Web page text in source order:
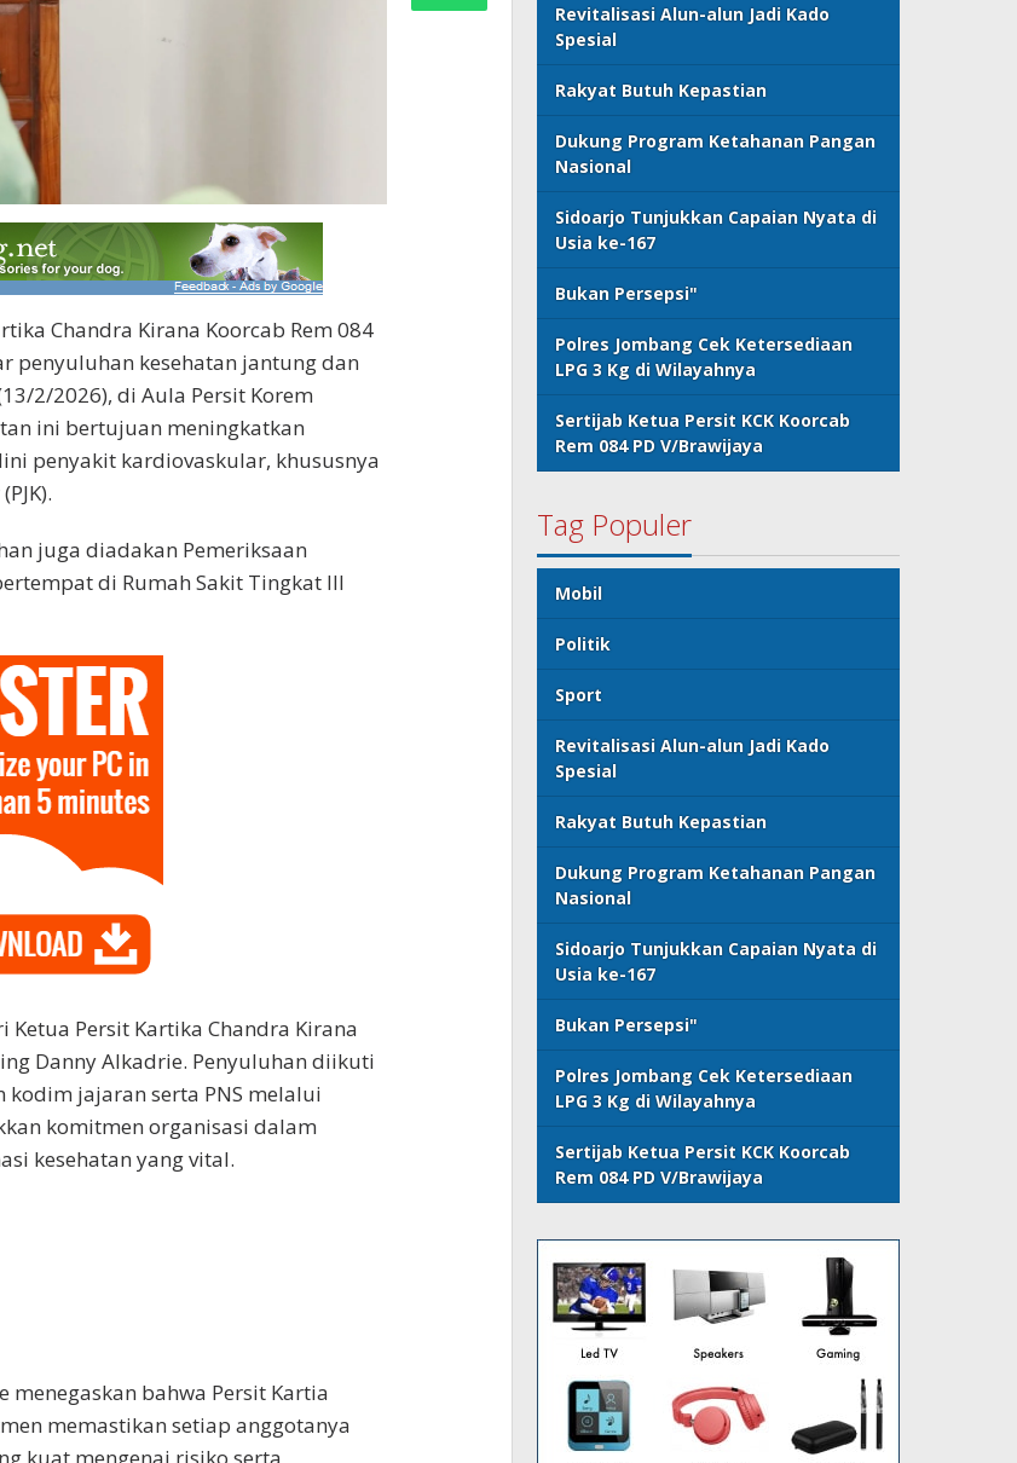
Chandra Kirana Koorcab Rem 084
penyuluhan kesehatan jantung dan
2/2026), di Aula Persit Korem
ini bertujuan meningkatkan
penyakit kardiovaskular, khususnya
juga diadakan Pemeriksaan
di Rumah Sakit Tingkat III
Persit Kartika Chandra Kirana
Danny Alkadrie. Penyuluhan diikuti
kodim jajaran serta PNS melalui
komitmen organisasi dalam
kesehatan yang vital.
menegaskan bahwa Persit Kartia
memastikan setiap anggotanya
kuat mengenai risiko serta
Revitalisasi Alun-alun Jadi Kado
Spesial
Rakyat Butuh Kepastian
Dukung Program Ketahanan Pangan
Nasional
Sidoarjo Tunjukkan Capaian Nyata di
Usia ke-167
Bukan Persepsi"
Polres Jombang Cek Ketersediaan
LPG 3 Kg di Wilayahnya
Sertijab Ketua Persit KCK Koorcab
Rem 084 PD V/Brawijaya
Tag Populer
Mobil
Politik
Sport
Revitalisasi Alun-alun Jadi Kado
Spesial
Rakyat Butuh Kepastian
Dukung Program Ketahanan Pangan
Nasional
Sidoarjo Tunjukkan Capaian Nyata di
Usia ke-167
Bukan Persepsi"
Polres Jombang Cek Ketersediaan
LPG 3 Kg di Wilayahnya
Sertijab Ketua Persit KCK Koorcab
Rem 084 PD V/Brawijaya